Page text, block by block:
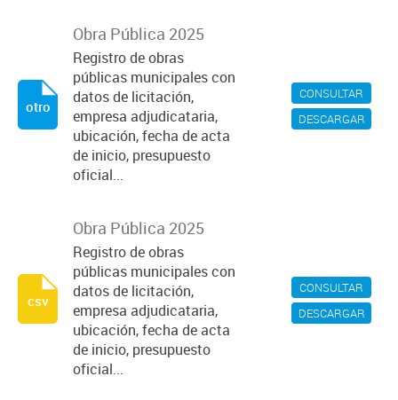
CONSULTAR
DESCARGAR
Obra Pública 2025
Registro de obras
públicas municipales con
datos de licitación,
empresa adjudicataria,
ubicación, fecha de acta
de inicio, presupuesto
oficial...
otro
CONSULTAR
DESCARGAR
Obra Pública 2025
Registro de obras
públicas municipales con
datos de licitación,
empresa adjudicataria,
ubicación, fecha de acta
de inicio, presupuesto
oficial...
csv